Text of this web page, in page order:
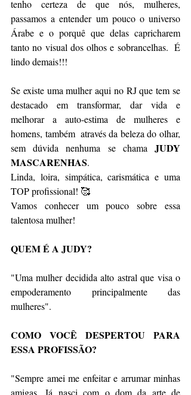
tenho certeza de que nós, mulheres,
passamos a entender um pouco o universo
Árabe e o porquê que delas capricharem
tanto no visual dos olhos e sobrancelhas.  É
lindo demais!!!
Se existe uma mulher aqui no RJ que tem se
destacado em transformar, dar vida e
melhorar a auto-estima de mulheres e
homens, também  através da beleza do olhar,
sem dúvida nenhuma se chama JUDY
MASCARENHAS.
Linda, loira, simpática, carismática e uma
TOP profissional! 🥰
Vamos conhecer um pouco sobre essa
talentosa mulher!
QUEM É A JUDY?
"Uma mulher decidida alto astral que visa o
empoderamento principalmente das
mulheres".
COMO VOCÊ DESPERTOU PARA
ESSA PROFISSÃO?
"Sempre amei me enfeitar e arrumar minhas
amigas. Já nasci com o dom da arte de